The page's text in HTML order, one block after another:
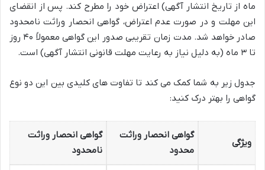
ماه از تاریخ انتشار آگهی) اعتراض خود را مطرح کند. پس از انقضای
این مهلت و در صورت عدم اعتراض، گواهی انحصار وراثت نامحدود
صادر خواهد شد. مدت زمان تقریبی صدور این گواهی معمولاً ۴۰ روز
تا ۳ ماه (به دلیل نیاز به رعایت مهلت قانونی انتشار آگهی) است.
جدول زیر به شما کمک می کند تا تفاوت های کلیدی بین این دو نوع
گواهی را بهتر درک کنید:
ویژگی
گواهی انحصار وراثت
محدود
گواهی انحصار وراثت
نامحدود